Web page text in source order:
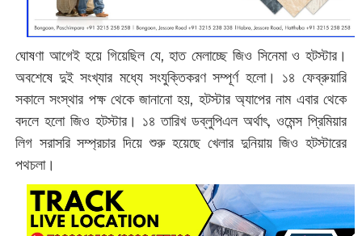
ঘোষণা আগেই হয়ে গিয়েছিল যে, হাত মেলাচ্ছে জিও সিনেমা ও হটস্টার।
অবশেষে দুই সংখ্যার মধ্যে সংযুক্তিকরণ সম্পূর্ণ হলো। ১৪ ফেব্রুয়ারি
সকালে সংস্থার পক্ষ থেকে জানানো হয়, হটস্টার অ্যাপের নাম এবার থেকে
বদলে হলো জিও হটস্টার। ১৪ তারিখ ডব্লুপিএল অর্থাৎ, ওমেন্স প্রিমিয়ার
লিগ সরাসরি সম্প্রচার দিয়ে শুরু হয়েছে খেলার দুনিয়ায় জিও হটস্টারের
পথচলা।